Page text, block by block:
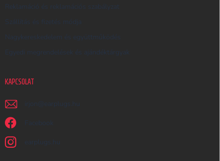
Reklamáció és reklamációs szabályzat
Szállítás és fizetés módja
Nagykereskedelem és együttműködés
Egyedi megrendelések és ajándéktárgyak
KAPCSOLAT
irjon @ earplugs.hu
Facebook
earplugs.hu